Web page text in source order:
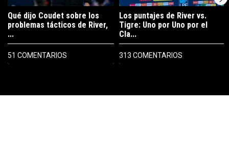
Qué dijo Coudet sobre los
problemas tácticos de River,
...
51 COMENTARIOS
Los puntajes de River vs.
Tigre: Uno por Uno por el
Cla...
313 COMENTARIOS